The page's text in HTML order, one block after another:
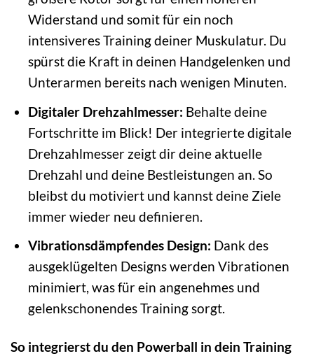
Widerstand und somit für ein noch
intensiveres Training deiner Muskulatur. Du
spürst die Kraft in deinen Handgelenken und
Unterarmen bereits nach wenigen Minuten.
Digitaler Drehzahlmesser: Behalte deine
Fortschritte im Blick! Der integrierte digitale
Drehzahlmesser zeigt dir deine aktuelle
Drehzahl und deine Bestleistungen an. So
bleibst du motiviert und kannst deine Ziele
immer wieder neu definieren.
Vibrationsdämpfendes Design: Dank des
ausgeklügelten Designs werden Vibrationen
minimiert, was für ein angenehmes und
gelenkschonendes Training sorgt.
So integrierst du den Powerball in dein Training